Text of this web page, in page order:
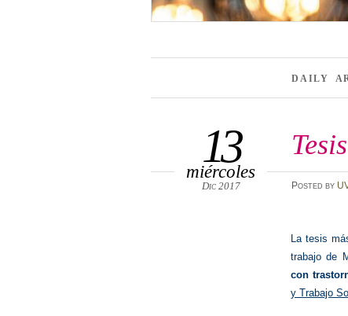
DAILY
13
miércoles
Dic 2017 Posted by
La tesis
trabajo de
con
y Trabajo